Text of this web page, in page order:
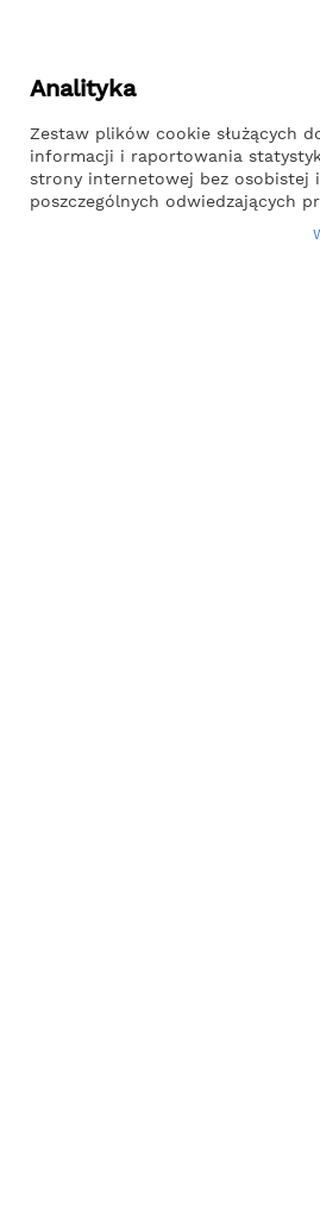
Marzysz o własnych
Ogród to również miejsce
Blog
Chcesz dowiedzieć się więcej
Zapraszamy do przeglądania
.
Analityka
Zestaw plików cookie służących
informacji i raportowania
strony internetowej bez osobistej
poszczególnych odwiedzających